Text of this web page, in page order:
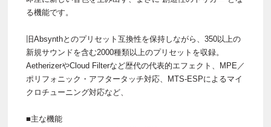
る機能です。
旧Absynthとのプリセット互換性を保持しながら、350以上の
新規サウンドを含む2000種類以上のプリセットを収録。
AetherizerやCloud Filterなど歴代の代表的エフェクト、MPE／
ポリフォニック・アフタータッチ対応、MTS-ESPによるマイ
クロチューニング対応など、
■主な機能